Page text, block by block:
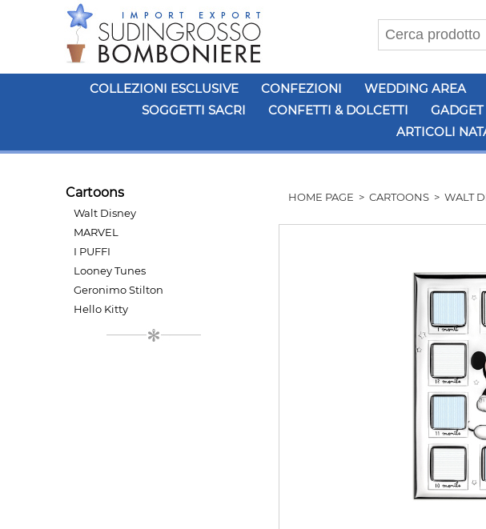
COLLEZIONI ESCLUSIVE CONFEZIONI WEDDING AREA
SOGGETTI SACRI
CONFETTI & DOLCETTI GADGET
ARTICOLI
Cartoons
Walt Disney
MARVEL
I PUFFI
Looney Tunes
Geronimo Stilton
Hello Kitty
HOME PAGE > CARTOONS > WALT